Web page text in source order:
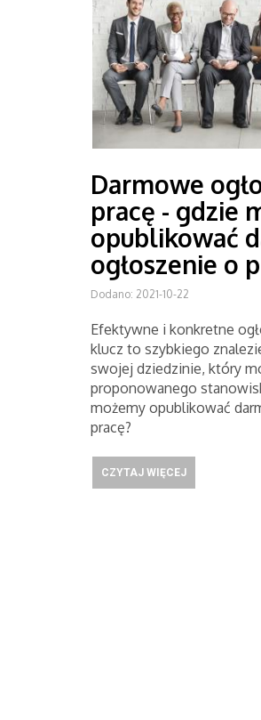
Darmowe
pracę - gdzie
opublikować
ogłoszenie o
Dodano: 2021-10-22
Efektywne i konkretne
klucz to szybkiego
swojej dziedzinie, który
proponowanego
możemy opublikować
pracę?
CZYTAJ WIĘCEJ